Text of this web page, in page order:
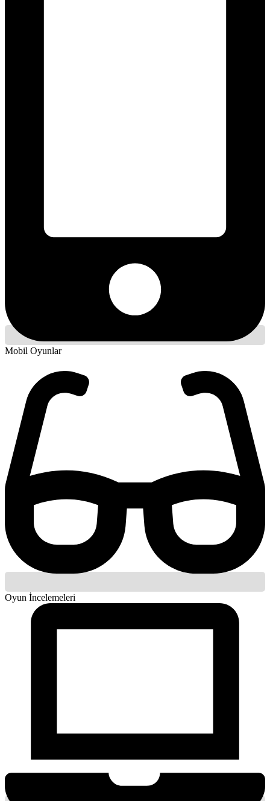
Mobil Oyunlar
Oyun İncelemeleri